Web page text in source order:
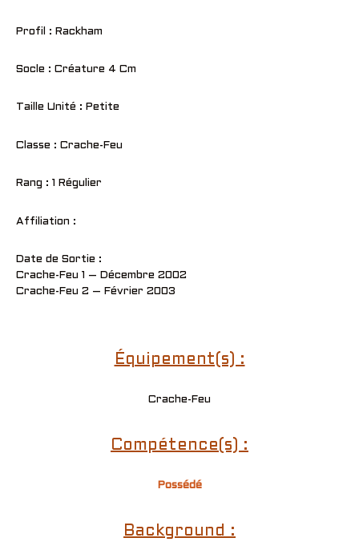
Profil : Rackham
Socle : Créature 4 Cm
Taille Unité : Petite
Classe : Crache-Feu
Rang : 1 Régulier
Affiliation :
Date de Sortie :
Crache-Feu 1 – Décembre 2002
Crache-Feu 2 – Février 2003
Équipement(s) :
Crache-Feu
Compétence(s) :
Possédé
Background :